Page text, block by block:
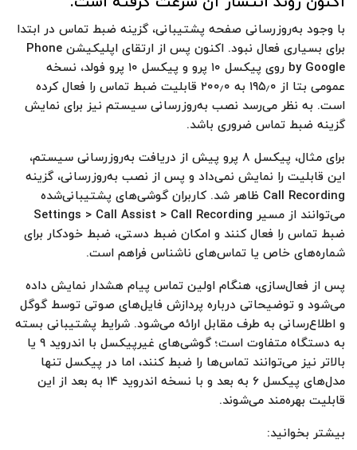
با وجود به‌روزرسانی صفحه پشتیبانی، گزینه ضبط تماس در ابتدا
برای بسیاری فعال نبود. اکنون پس از ارتقای اپلیکیشن Phone
by Google روی پیکسل ۱۰ پرو و پیکسل ۱۰ پرو فولد، نسخه
عمومی بتا از ۱۹۵٫۰ به ۲۰۰٫۰ قابلیت ضبط تماس را فعال کرده
است. به نظر می‌رسد نصب به‌روزرسانی سیستم نیز برای نمایش
گزینه ضبط تماس ضروری باشد.
برای مثال، پیکسل ۸ پرو پیش از دریافت به‌روزرسانی سیستم،
این قابلیت را نمایش نمی‌داد و پس از نصب به‌روزرسانی، گزینه
Call Recording ظاهر شد. کاربران گوشی‌های پشتیبانی‌شده
می‌توانند از مسیر Settings > Call Assist > Call Recording
ضبط تماس را فعال کنند و امکان ضبط دستی، ضبط خودکار برای
شماره‌های خاص یا تماس‌های ناشناس فراهم است.
پس از فعال‌سازی، هنگام اولین تماس پیام هشدار نمایش داده
می‌شود و توضیحاتی درباره پردازش فایل‌های صوتی توسط گوگل
و اطلاع‌رسانی به طرف مقابل ارائه می‌شود. شرایط پشتیبانی بسته
به دستگاه متفاوت است؛ گوشی‌های غیرپیکسل با اندروید ۹ یا
بالاتر نیز می‌توانند تماس‌ها را ضبط کنند، اما در پیکسل تنها
مدل‌های پیکسل ۶ به بعد و با نسخه اندروید ۱۴ به بعد از این
قابلیت بهره‌مند می‌شوند.
بیشتر بخوانید: